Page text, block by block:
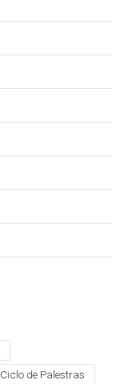
Ciclo de Palestras